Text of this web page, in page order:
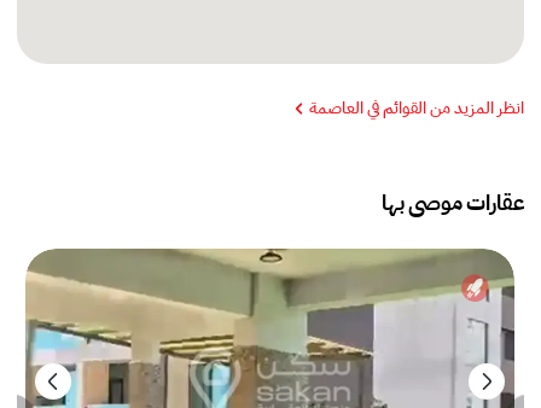
انظر المزيد من القوائم في العاصمة
عقارات موصى بها